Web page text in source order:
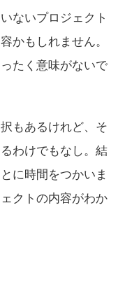
ないプロジェクト
かもしれません。
たく意味がないで
もあるけれど、そ
わけでもなし。結
に時間をつかいま
クトの内容がわか